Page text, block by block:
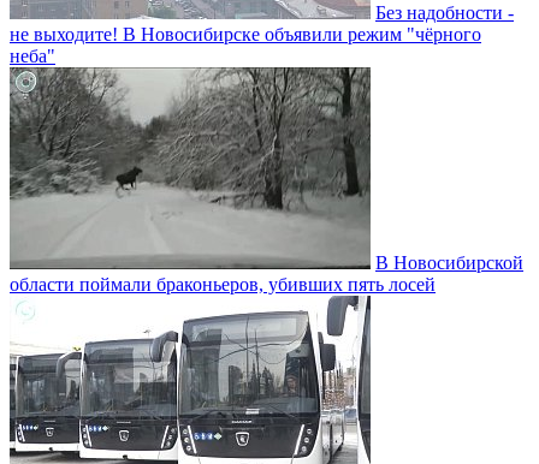
Без надобности -
не выходите! В Новосибирске объявили режим "чёрного
неба"
В Новосибирской
области поймали браконьеров, убивших пять лосей